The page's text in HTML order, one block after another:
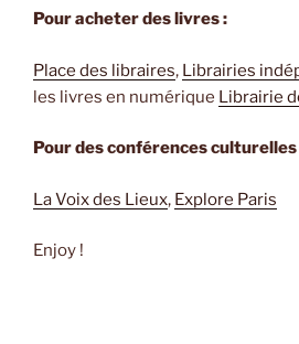
Pour acheter des livres :
Place des libraires, Librairies
les livres en numérique Librairie
Pour des conférences
La Voix des Lieux, Explore Paris
Enjoy !